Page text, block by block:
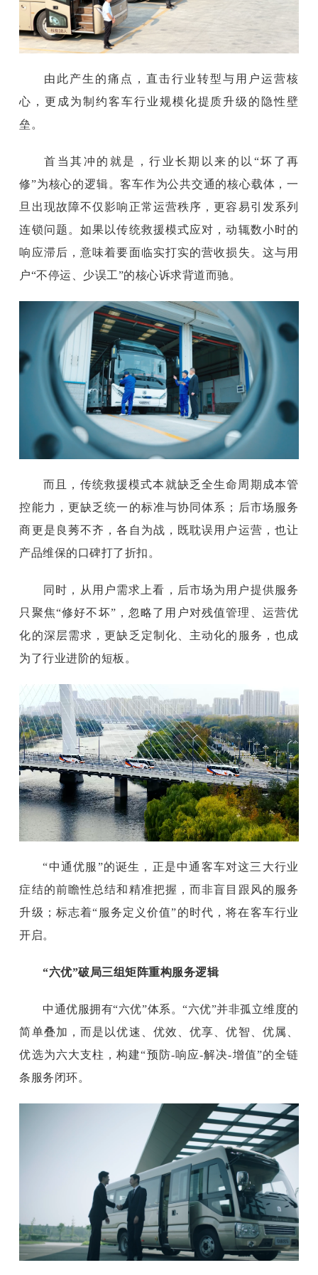
由此产生的痛点，直击行业转型与用户运营核
心，更成为制约客车行业规模化提质升级的隐性壁
垒。
首当其冲的就是，行业长期以来的以 “坏了再
修”为核心的逻辑。客车作为公共交通的核心载体，一
旦出现故障不仅影响正常运营秩序，更容易引发系列
连锁问题。如果以传统救援模式应对，动辄数小时的
响应滞后，意味着要面临实打实的营收损失。这与用
户“不停运、少误工”的核心诉求背道而驰。
而且，传统救援模式本就缺乏全生命周期成本管
控能力，更缺乏统一的标准与协同体系；后市场服务
商更是良莠不齐，各自为战，既耽误用户运营，也让
产品维保的口碑打了折扣。
同时，从用户需求上看，后市场为用户提供服务
只聚焦“修好不坏”，忽略了用户对残值管理、运营优
化的深层需求，更缺乏定制化、主动化的服务，也成
为了行业进阶的短板。
“中通优服”的诞生，正是中通客车对这三大行业
症结的前瞻性总结和精准把握，而非盲目跟风的服务
升级；标志着“服务定义价值”的时代，将在客车行业
开启。
“六优”破局三组矩阵重构服务逻辑
中通优服拥有“六优”体系。“六优”并非孤立维度的
简单叠加，而是以优速、优效、优享、优智、优属、
优选为六大支柱，构建“预防-响应-解决-增值”的全链
条服务闭环。